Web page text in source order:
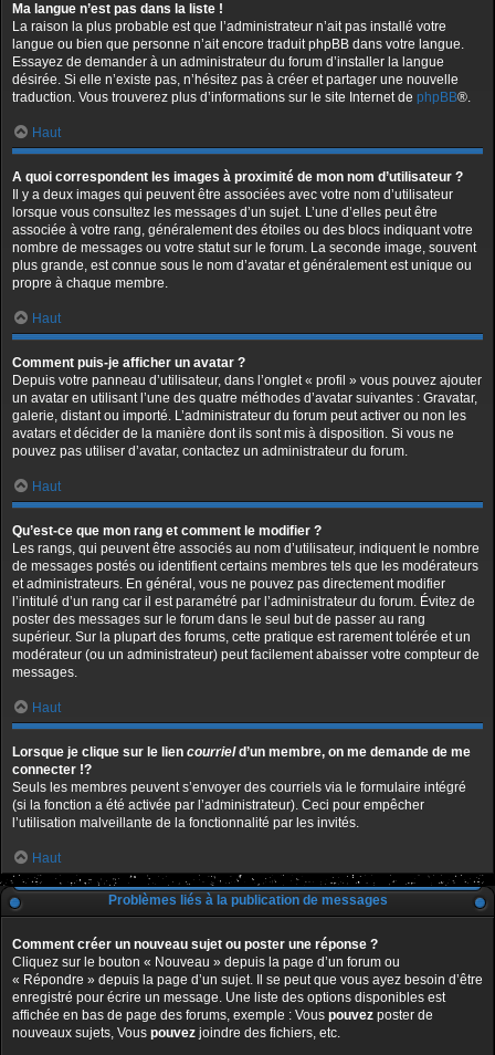
Ma langue n’est pas dans la liste !
La raison la plus probable est que l’administrateur n’ait pas installé votre
langue ou bien que personne n’ait encore traduit phpBB dans votre langue.
Essayez de demander à un administrateur du forum d’installer la langue
désirée. Si elle n’existe pas, n’hésitez pas à créer et partager une nouvelle
traduction. Vous trouverez plus d’informations sur le site Internet de phpBB®.
Haut
A quoi correspondent les images à proximité de mon nom d’utilisateur ?
Il y a deux images qui peuvent être associées avec votre nom d’utilisateur
lorsque vous consultez les messages d’un sujet. L’une d’elles peut être
associée à votre rang, généralement des étoiles ou des blocs indiquant votre
nombre de messages ou votre statut sur le forum. La seconde image, souvent
plus grande, est connue sous le nom d’avatar et généralement est unique ou
propre à chaque membre.
Haut
Comment puis-je afficher un avatar ?
Depuis votre panneau d’utilisateur, dans l’onglet « profil » vous pouvez ajouter
un avatar en utilisant l’une des quatre méthodes d’avatar suivantes : Gravatar,
galerie, distant ou importé. L’administrateur du forum peut activer ou non les
avatars et décider de la manière dont ils sont mis à disposition. Si vous ne
pouvez pas utiliser d’avatar, contactez un administrateur du forum.
Haut
Qu’est-ce que mon rang et comment le modifier ?
Les rangs, qui peuvent être associés au nom d’utilisateur, indiquent le nombre
de messages postés ou identifient certains membres tels que les modérateurs
et administrateurs. En général, vous ne pouvez pas directement modifier
l’intitulé d’un rang car il est paramétré par l’administrateur du forum. Évitez de
poster des messages sur le forum dans le seul but de passer au rang
supérieur. Sur la plupart des forums, cette pratique est rarement tolérée et un
modérateur (ou un administrateur) peut facilement abaisser votre compteur de
messages.
Haut
Lorsque je clique sur le lien courrield’un membre, on me demande de me
connecter !?
Seuls les membres peuvent s’envoyer des courriels via le formulaire intégré
(si la fonction a été activée par l’administrateur). Ceci pour empêcher
l’utilisation malveillante de la fonctionnalité par les invités.
Haut
Problèmes liés à la publication de messages
Comment créer un nouveau sujet ou poster une réponse ?
Cliquez sur le bouton « Nouveau » depuis la page d’un forum ou
« Répondre » depuis la page d’un sujet. Il se peut que vous ayez besoin d’être
enregistré pour écrire un message. Une liste des options disponibles est
affichée en bas de page des forums, exemple : Vous pouvez poster de
nouveaux sujets, Vous pouvez joindre des fichiers, etc.